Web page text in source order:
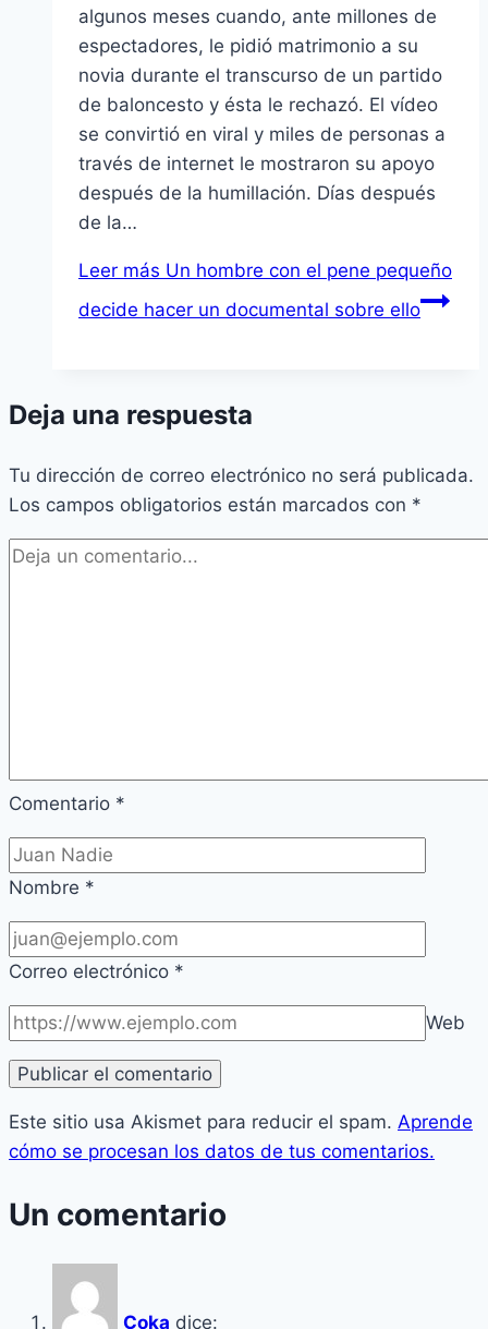
algunos meses cuando, ante millones de
espectadores, le pidió matrimonio a su
novia durante el transcurso de un partido
de baloncesto y ésta le rechazó. El vídeo
se convirtió en viral y miles de personas a
través de internet le mostraron su apoyo
después de la humillación. Días después
de la…
Leer más Un hombre con el pene pequeño
decide hacer un documental sobre ello
Deja una respuesta
Tu dirección de correo electrónico no será publicada.
Los campos obligatorios están marcados con *
Comentario *
Nombre *
Correo electrónico *
Web
Este sitio usa Akismet para reducir el spam. Aprende
cómo se procesan los datos de tus comentarios.
Un comentario
Coka dice: